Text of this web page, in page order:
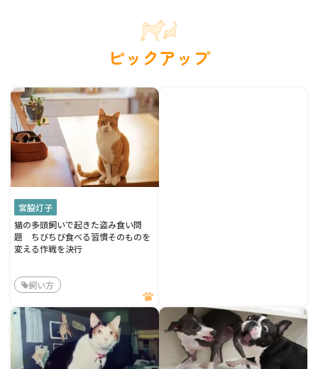
ピックアップ
宮脇灯子
猫の多頭飼いで起きた盗み食い問
題 ちびちび食べる習慣そのものを
変える作戦を決行
飼い方